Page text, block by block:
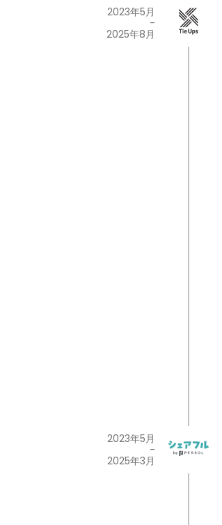
2023年5月
-
2025年8月
2023年5月
-
2025年3月